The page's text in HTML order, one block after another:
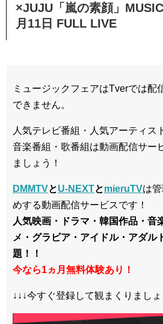
×JUJU「嵐の素顔」
月11日 FULL LIVE
ミュージックフェアはTverでは配
できません。
人気テレビ番組・人気アーティス
音楽番組・歌番組は動画配信サー
ましょう！
DMMTVとU-NEXTとmieruTVは
めする動画配信サービスです！
人気映画・ドラマ・韓国作品・音
メ・グラビア・アイドル・アダル
題！！
今なら1ヵ月無料体験あり！
↓↓↓今すぐ登録して観まくりましょ